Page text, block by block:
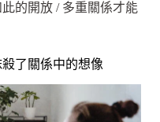
的開放 / 多重關係才能
了關係中的想像